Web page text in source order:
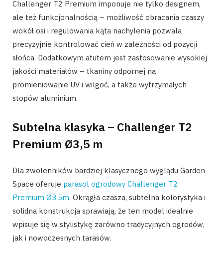
Challenger T2 Premium imponuje nie tylko designem,
ale też funkcjonalnością – możliwość obracania czaszy
wokół osi i regulowania kąta nachylenia pozwala
precyzyjnie kontrolować cień w zależności od pozycji
słońca. Dodatkowym atutem jest zastosowanie wysokiej
jakości materiałów – tkaniny odpornej na
promieniowanie UV i wilgoć, a także wytrzymałych
stopów aluminium.
Subtelna klasyka – Challenger T2
Premium Ø3,5 m
Dla zwolenników bardziej klasycznego wyglądu Garden
Space oferuje parasol ogrodowy Challenger T2
Premium Ø3.5m. Okrągła czasza, subtelna kolorystyka i
solidna konstrukcja sprawiają, że ten model idealnie
wpisuje się w stylistykę zarówno tradycyjnych ogrodów,
jak i nowoczesnych tarasów.